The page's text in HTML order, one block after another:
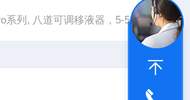
系列, 八道可调移液器，5-50ul